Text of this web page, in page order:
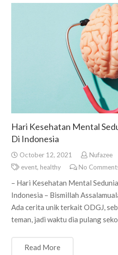
Hari Kesehatan Mental
Di Indonesia
October 12, 2021 Nufazee
event, healthy No
– Hari Kesehatan Mental
Indonesia – Bismillah
Ada cerita unik terkait ODGJ,
teman, jadi waktu dia pulang
Read More